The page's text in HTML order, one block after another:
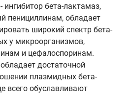
ингибитор бета-лактамаз,
пенициллинам, обладает
широкий спектр бета-
у микроорганизмов,
и цефалоспоринам.
достаточной
плазмидных бета-
всего обуславливают